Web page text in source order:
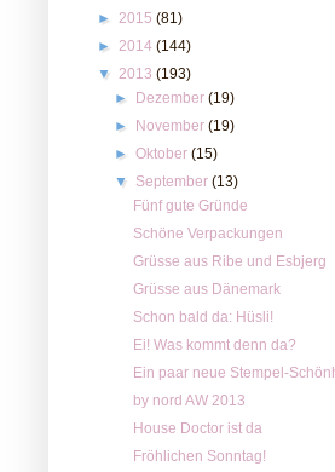
► 2015 (81)
► 2014 (144)
▼ 2013 (193)
► Dezember(19)
► November(19)
►Oktober(15)
▼ September(13)
Fünf gute Gründe
Schöne Verpackungen
Grüsse aus Ribe und Esbjerg
Grüsse aus Dänemark
Schon bald da: Hüsli!
Ei! Was kommt denn da?
Ein paar neue Stempel-
by nord AW 2013
House Doctor ist da
Fröhlichen Sonntag!